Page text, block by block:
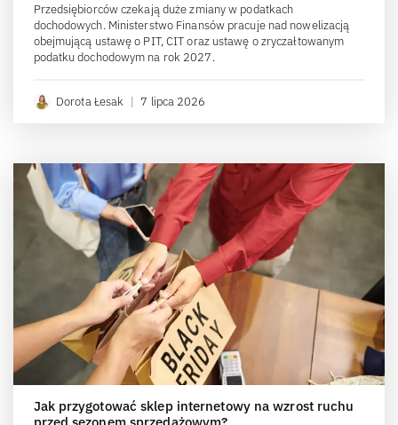
Przedsiębiorców czekają duże zmiany w podatkach
dochodowych. Ministerstwo Finansów pracuje nad nowelizacją
obejmującą ustawę o PIT, CIT oraz ustawę o zryczałtowanym
podatku dochodowym na rok 2027.
Dorota Łesak | 7 lipca 2026
Jak przygotować sklep internetowy na wzrost ruchu
przed sezonem sprzedażowym?